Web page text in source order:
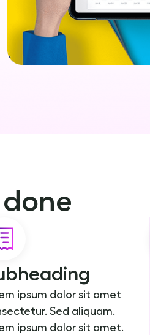
done
ipsum dolor sit amet
Sed aliquam.
ipsum dolor sit amet.